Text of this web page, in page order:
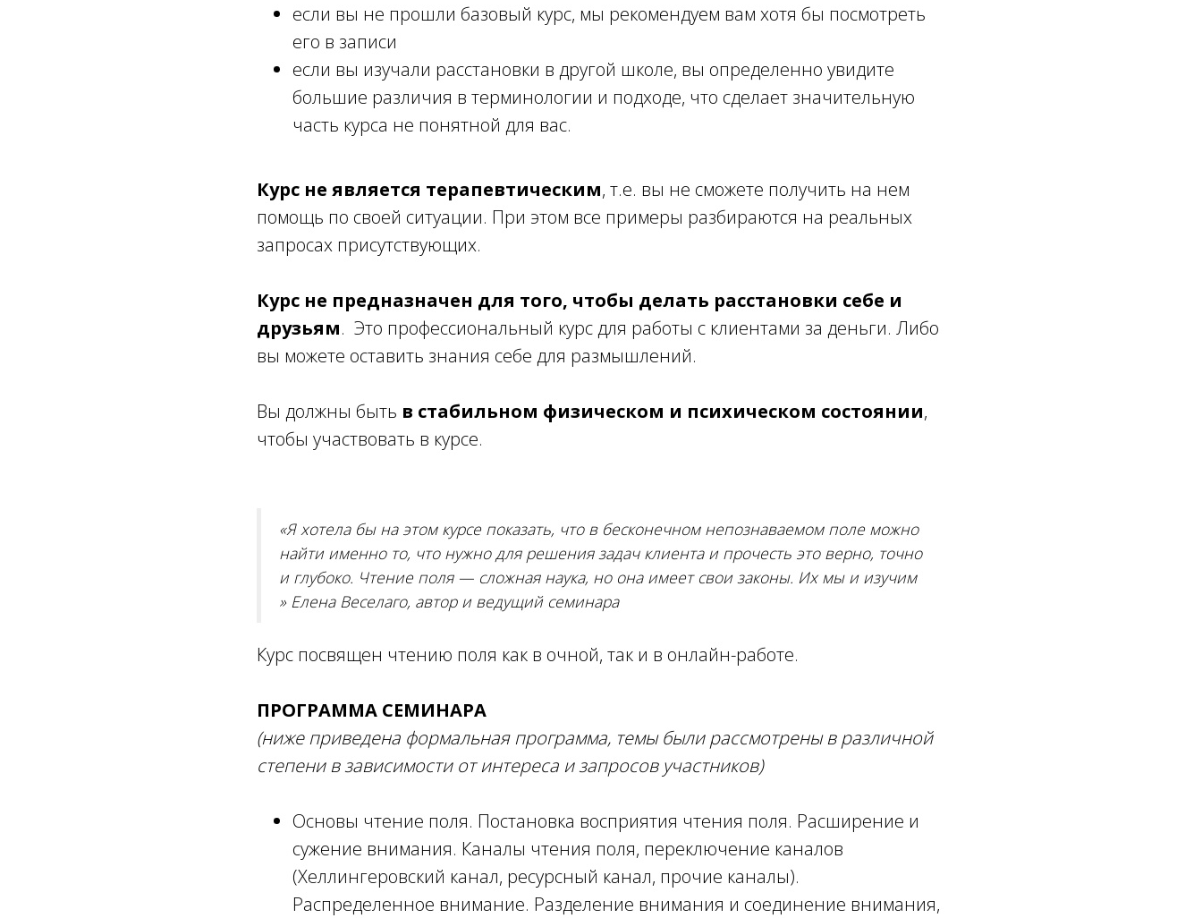
если вы не прошли базовый курс, мы рекомендуем вам хотя бы посмотреть
его в записи
если вы изучали расстановки в другой школе, вы определенно увидите
большие различия в терминологии и подходе, что сделает значительную
часть курса не понятной для вас.
Курс не является терапевтическим, т.е. вы не сможете получить на нем
помощь по своей ситуации. При этом все примеры разбираются на реальных
запросах присутствующих.
Курс не предназначен для того, чтобы делать расстановки себе и
друзьям. Это профессиональный курс для работы с клиентами за деньги. Либо
вы можете оставить знания себе для размышлений.
Вы должны быть в стабильном физическом и психическом состоянии,
чтобы участвовать в курсе.
«Я хотела бы на этом курсе показать, что в бесконечном непознаваемом поле можно
найти именно то, что нужно для решения задач клиента и прочесть это верно, точно
и глубоко. Чтение поля — сложная наука, но она имеет свои законы. Их мы и изучим
» Елена Веселаго, автор и ведущий семинара
Курс посвящен чтению поля как в очной, так и в онлайн-работе.
ПРОГРАММА СЕМИНАРА
(ниже приведена формальная программа, темы были рассмотрены в различной
степени в зависимости от интереса и запросов участников)
Основы чтение поля. Постановка восприятия чтения поля. Расширение и
сужение внимания. Каналы чтения поля, переключение каналов
(Хеллингеровский канал, ресурсный канал, прочие каналы).
Распределенное внимание. Разделение внимания и соединение внимания,